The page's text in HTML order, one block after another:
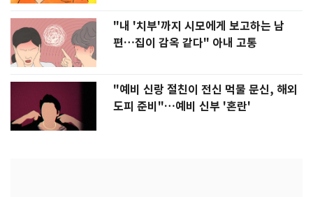
"내 '치부'까지 시모에게 보고하는 남
편…집이 감옥 같다" 아내 고통
"예비 신랑 절친이 전신 먹물 문신, 해외
도피 준비"…예비 신부 '혼란'